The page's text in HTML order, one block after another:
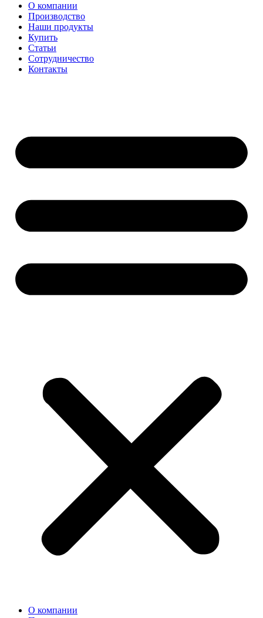
О компании
Производство
Наши продукты
Купить
Статьи
Сотрудничество
Контакты
О компании